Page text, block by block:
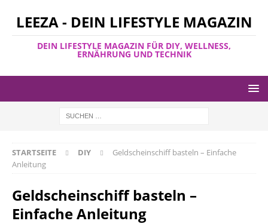
LEEZA - DEIN LIFESTYLE MAGAZIN
DEIN LIFESTYLE MAGAZIN FÜR DIY, WELLNESS,
ERNÄHRUNG UND TECHNIK
STARTSEITE DIY
Geldscheinschiff basteln – Einfache
Anleitung
Geldscheinschiff basteln –
Einfache Anleitung